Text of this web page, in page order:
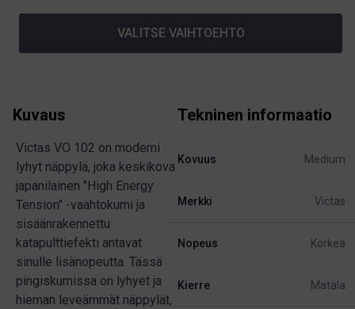
VALITSE VAIHTOEHTO
Kuvaus
Victas VO 102 on moderni
lyhyt näppylä, joka keskikova
japanilainen "High Energy
Tension" -vaahtokumi ja
sisäänrakennettu
katapulttiefekti antavat
sinulle lisänopeutta. Tässä
pingiskumissa on lyhyet ja
hieman leveämmät näppylät,
Tekninen informaatio
Kovuus Medium
Merkki Victas
Nopeus Korkea
Kierre Matala